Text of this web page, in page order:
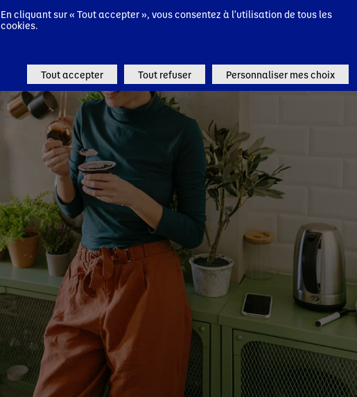
En cliquant sur « Tout accepter », vous consentez à l'utilisation de tous les
cookies.
Tout accepter Tout refuser Personnaliser mes choix